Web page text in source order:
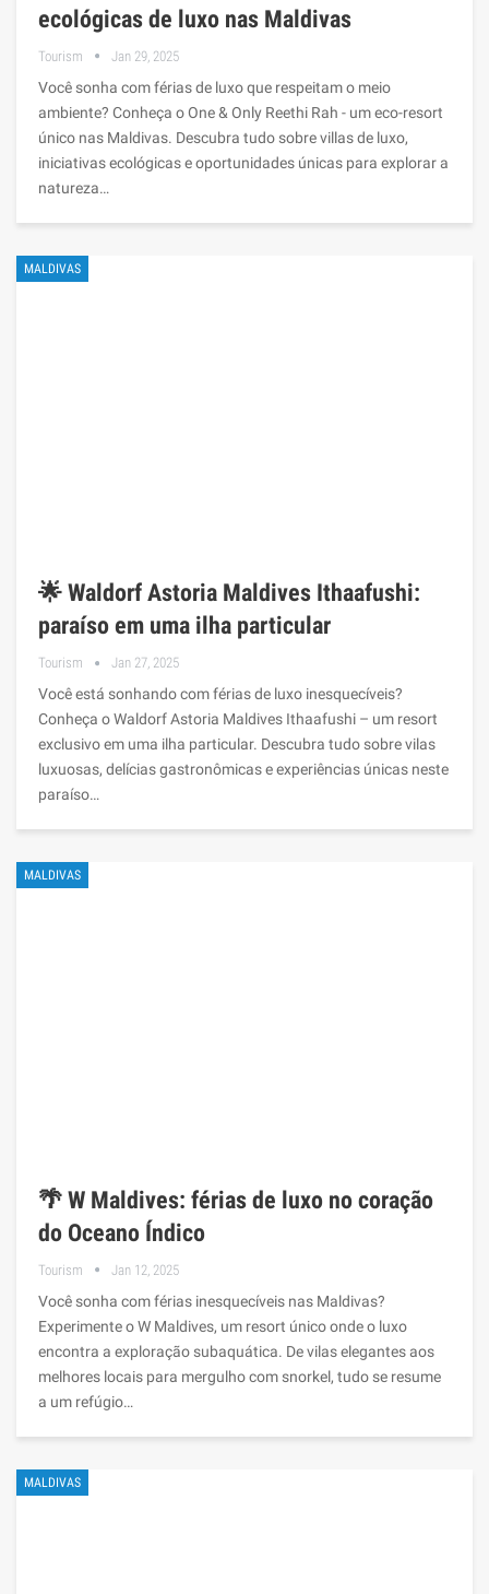
ecológicas de luxo nas Maldivas
Tourism Jan 29, 2025
Você sonha com férias de luxo que respeitam o meio
ambiente? Conheça o One & Only Reethi Rah - um eco-resort
único nas Maldivas. Descubra tudo sobre villas de luxo,
iniciativas ecológicas e oportunidades únicas para explorar a
natureza…
MALDIVAS
🌟 Waldorf Astoria Maldives Ithaafushi:
paraíso em uma ilha particular
Tourism Jan 27, 2025
Você está sonhando com férias de luxo inesquecíveis?
Conheça o Waldorf Astoria Maldives Ithaafushi – um resort
exclusivo em uma ilha particular. Descubra tudo sobre vilas
luxuosas, delícias gastronômicas e experiências únicas neste
paraíso…
MALDIVAS
🌴 W Maldives: férias de luxo no coração
do Oceano Índico
Tourism Jan 12, 2025
Você sonha com férias inesquecíveis nas Maldivas?
Experimente o W Maldives, um resort único onde o luxo
encontra a exploração subaquática. De vilas elegantes aos
melhores locais para mergulho com snorkel, tudo se resume
a um refúgio…
MALDIVAS